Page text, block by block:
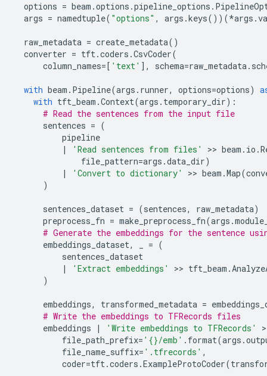
options = beam .options .pipeline_options .
args = namedtuple( "options" , args .keys())(*args .
raw_metadata = create_metadata()
converter = tft.coders .CsvCoder(
column_names=[ 'text' ], schema=raw_metadata.
with beam . Pipeline(args . runner, options=options)
with tft_beam .Context(args . temporary_dir):
# Read the sentences from the input file
sentences = (
pipeline
|
'Read sentences from files' >> beam . io .
file_pattern=args .data_dir)
|
'Convert to dictionary' >> beam .Map(
)
sentences_dataset = (sentences, raw_metadata)
preprocess_fn = make_preprocess_fn(args .
# Generate the embeddings for the sentence
embeddings_dataset, = (
sentences_dataset
|
'Extract embeddings' >> tft_beam .
)
embeddings, transformed_metadata =
# Write the embeddings to TFRecords files
embeddings
| 'Write embeddings to TFRecords'
file_path_prefix= ' {}/emb' . format(args .
file_name_suffix= '.tfrecords' ,
coder=tft.coders .ExampleProtoCoder(